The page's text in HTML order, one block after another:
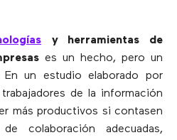
y herramientas de
es un hecho, pero un
un estudio elaborado por
de la información
más productivos si contasen
colaboración adecuadas,